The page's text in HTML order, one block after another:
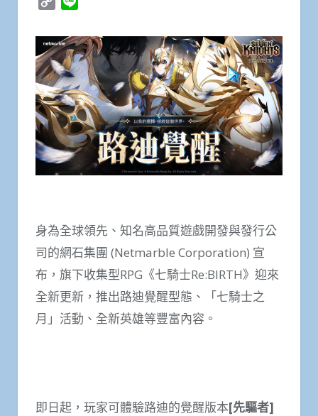
身為全球領先、知名高品質遊戲開發與發行公
司的網石集團 (Netmarble Corporation) 宣
布，旗下收集型RPG《七騎士Re:BIRTH》迎來
全新更新，推出路迪覺醒型態、「七騎士之
月」活動、全新英雄等豐富內容。
即日起，玩家可體驗路迪的覺醒版本[先驅者]